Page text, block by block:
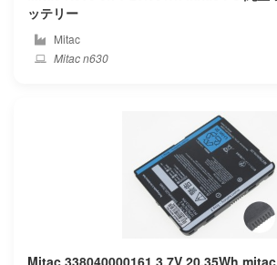
Hylink
Ibm
ッテリー
Mitac
Mitac n630
Mitac 338040000161 3.7V 20.35Wh mitac PC 純正 ノートパ